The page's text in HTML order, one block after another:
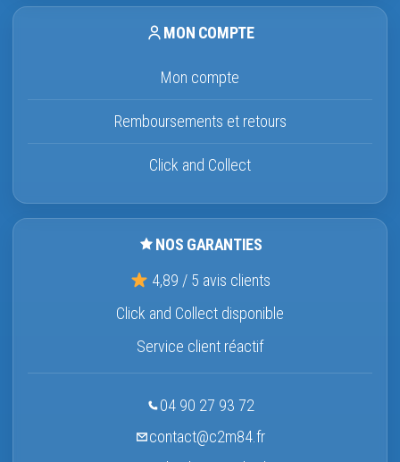
MON COMPTE
Mon compte
Remboursements et retours
Click and Collect
NOS GARANTIES
4,89 / 5 avis clients
Click and Collect disponible
Service client réactif
04 90 27 93 72
contact@c2m84.fr